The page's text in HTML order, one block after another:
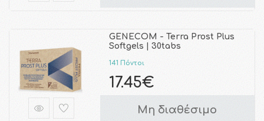
GENECOM - Terra Prost Plus
Softgels | 30tabs
141 Πόντοι
17.45€
Μη διαθέσιμο